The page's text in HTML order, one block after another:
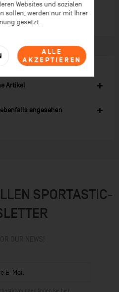
bis 9 Uhr (* Lagerware)
Früh (Mo-Fr)
& Newsletter
Artikel
angesehen
SPORTASTIC-
Websites und sozialen
sollen, werden nur mit Ihrer
gesetzt.
ALLE
AKZEPTIEREN